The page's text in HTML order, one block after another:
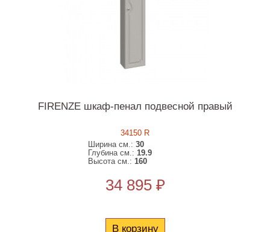
FIRENZE шкаф-пенал подвесной правый
34150 R
Ширина см.:30
Глубина см.:19.9
Высота см.:160
34 895 ₽
В корзину